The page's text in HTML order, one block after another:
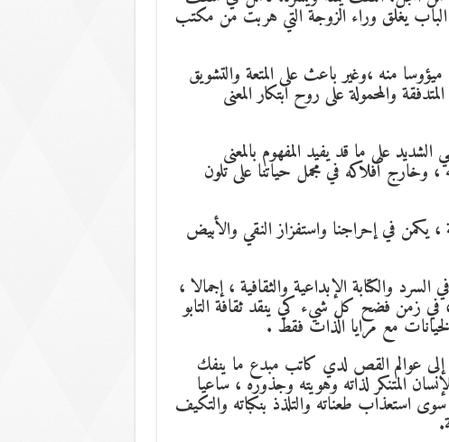
يغلق وراء الزوجة التي هربت من مكتب
منه ،وغير باعث على المتعة والتشويق
والمحمولة على روح ابتكار المعنى
على ما قد يفيد المفهوم بالمعنى
أفلاكه في مجمل حياتنا على تلون
يكمن في إحراجنا واستفزاز النقي والأبيض
والكتابة الإبداعية والثقافية ، إجمالا ،
زمن فضح كل شيء كي ينقد ثقافة التابو
مع مرايا الذات فقط .
، إلى عوالم القص لدي كاتب مبدع ما ينفك
المتنكر لذاته وهويته وجذوره ، ساعيا
استعذاب طعناته والتلذذ بنكباته والتكيف